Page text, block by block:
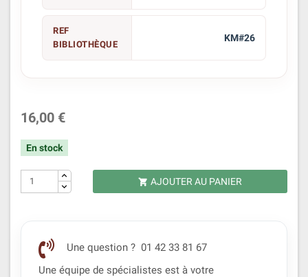
REF
BIBLIOTHÈQUE
KM#26
16,00 €
En stock
 AJOUTER AU PANIER
Une question ? 01 42 33 81 67
Une équipe de spécialistes est à votre